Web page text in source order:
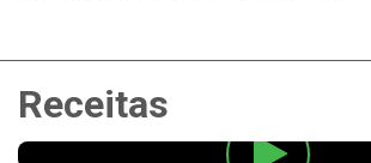
Receitas